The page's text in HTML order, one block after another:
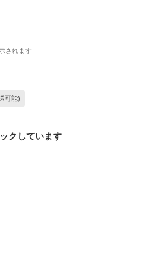
されます
可能)
クしています